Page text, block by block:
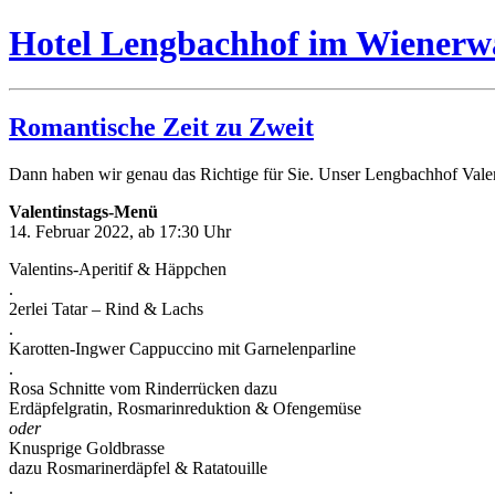
Hotel Lengbachhof im
Romantische Zeit zu Zweit
Dann haben wir genau das Richtige für Sie. Unser Lengbachhof
Valentinstags-Menü
14. Februar 2022, ab 17:30 Uhr
Valentins-Aperitif & Häppchen
.
2erlei Tatar – Rind & Lachs
.
Karotten-Ingwer Cappuccino mit Garnelenparline
.
Rosa Schnitte vom Rinderrücken dazu
Erdäpfelgratin, Rosmarinreduktion & Ofengemüse
oder
Knusprige Goldbrasse
dazu Rosmarinerdäpfel & Ratatouille
.